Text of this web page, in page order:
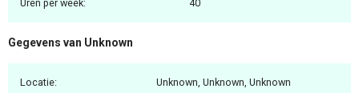
Uren per week: 40
Gegevens van Unknown
Locatie: Unknown, Unknown, Unknown